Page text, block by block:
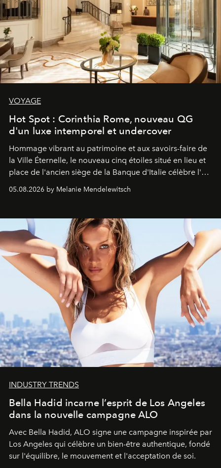
VOYAGE
Hot Spot : Corinthia Rome, nouveau QG
d'un luxe intemporel et undercover
Hommage vibrant au patrimoine et aux savoirs-faire de
la Ville Éternelle, le nouveau cinq étoiles situé en lieu et
place de l'ancien siège de la Banque d'Italie célèbre l'art
05.08.2026 by Melanie Mendelewitsch
INDUSTRY TRENDS
Bella Hadid incarne l’esprit de Los Angeles
dans la nouvelle campagne ALO
Avec Bella Hadid, ALO signe une campagne inspirée par
Los Angeles qui célèbre un bien-être authentique, fondé
sur l'équilibre, le mouvement et l'acceptation de soi.